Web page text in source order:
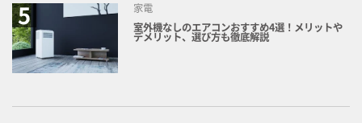
家電
室外機なしのエアコンおすすめ4選！メリットや
デメリット、選び方も徹底解説